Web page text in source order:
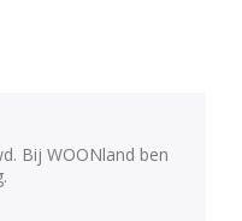
Bij WOONland ben